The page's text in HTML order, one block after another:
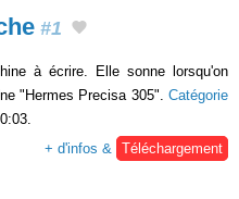
#1
à écrire. Elle sonne lorsqu'on
"Hermes Precisa 305". Catégorie
+ d'infos &
Téléchargement